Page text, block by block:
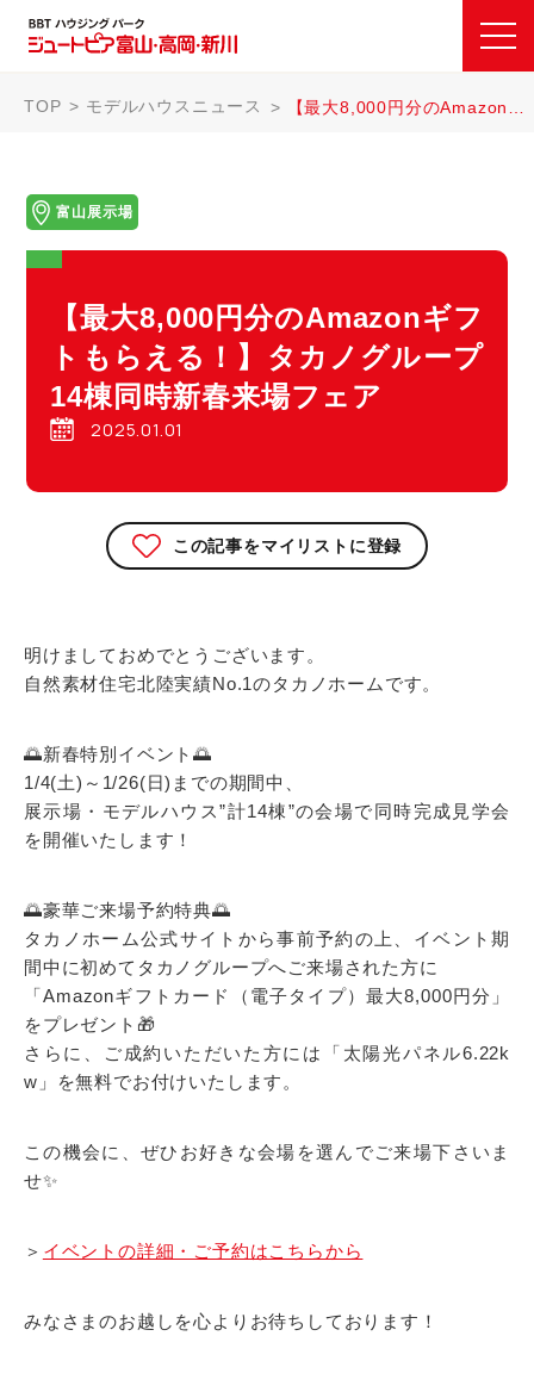
TOP モデルハウスニュース 【最大8,000円分のAmazonギフトもらえる！】タカノグループ14棟同時新春来場フェア
富山展示場
【最大8,000円分のAmazonギフ
トもらえる！】タカノグループ
14棟同時新春来場フェア
2025.01.01
この記事をマイリストに登録
明けましておめでとうございます。
自然素材住宅北陸実績No.1のタカノホームです。
🌅新春特別イベント🌅
1/4(土)～1/26(日)までの期間中、
展示場・モデルハウス”計14棟”の会場で同時完成見学会
を開催いたします！
🌅豪華ご来場予約特典🌅
タカノホーム公式サイトから事前予約の上、イベント期
間中に初めてタカノグループへご来場された方に
「Amazonギフトカード（電子タイプ）最大8,000円分」
をプレゼント🎁
さらに、ご成約いただいた方には「太陽光パネル6.22k
w」を無料でお付けいたします。
この機会に、ぜひお好きな会場を選んでご来場下さいま
せ✨
＞ イベントの詳細・ご予約はこちらから
みなさまのお越しを心よりお待ちしております！